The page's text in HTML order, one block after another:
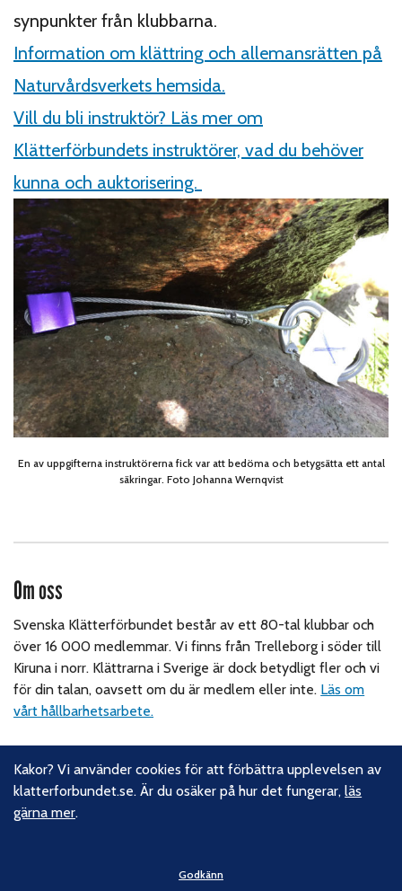
synpunkter från klubbarna.
Information om klättring och allemansrätten på
Naturvårdsverkets hemsida.
Vill du bli instruktör? Läs mer om
Klätterförbundets instruktörer, vad du behöver
kunna och auktorisering.
En av uppgifterna instruktörerna fick var att bedöma och betygsätta ett antal
säkringar. Foto Johanna Wernqvist
Om oss
Svenska Klätterförbundet består av ett 80-tal klubbar och
över 16 000 medlemmar. Vi finns från Trelleborg i söder till
Kiruna i norr. Klättrarna i Sverige är dock betydligt fler och vi
för din talan, oavsett om du är medlem eller inte. Läs om
vårt hållbarhetsarbete.
Följ oss
Instagram
Kakor? Vi använder cookies för att förbättra upplevelsen av
klatterforbundet.se. Är du osäker på hur det fungerar,läs
gärna mer.
Godkänn